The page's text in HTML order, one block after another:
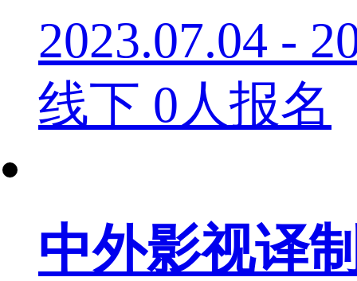
2023.07.04 -
线下 0人报名
中外影视译